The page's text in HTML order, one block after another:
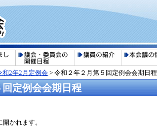
和2年2月定例会> 令和２年２月第５回定例会会期日程
定例会会期日程
かれます。